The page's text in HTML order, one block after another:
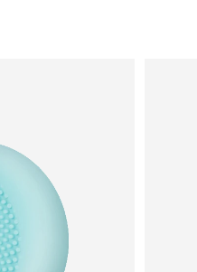
预计送达日期
预计送达日期